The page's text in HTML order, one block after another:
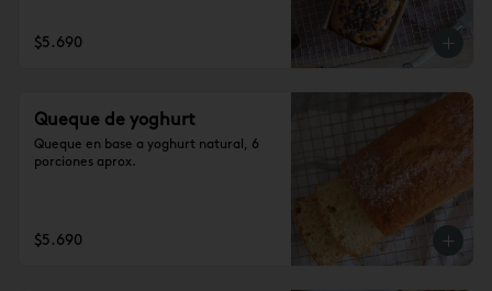
$5.690
Queque de yoghurt
Queque en base a yoghurt natural, 6
porciones aprox.
$5.690